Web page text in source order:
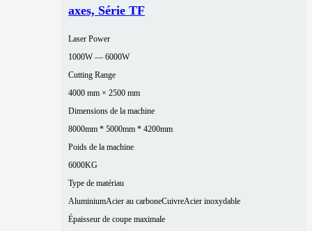
axes, Série TF
Laser Power
1000W — 6000W
Cutting Range
4000 mm × 2500 mm
Dimensions de la machine
8000mm * 5000mm * 4200mm
Poids de la machine
6000KG
Type de matériau
AluminiumAcier au carboneCuivreAcier inoxydable
Épaisseur de coupe maximale